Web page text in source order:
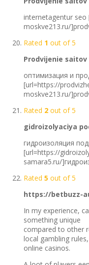
internetagentur
moskve213.ru/
Rated 1 out of 5
Prodvijenie saitov
оптимизация и
[url=https://
moskve213.ru/
Rated 2 out of 5
gidroizolyaciya
гидроизоляция
[url=https://
samara5.ru/
Rated 5 out of 5
https://betbuzz-
In my experience,
something unique
compared to other
local gambling
online casinos.